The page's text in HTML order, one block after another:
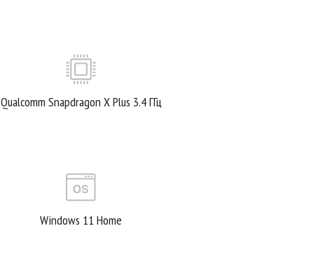
Qualcomm Snapdragon X Plus 3.4 ГГц
Windows 11 Home